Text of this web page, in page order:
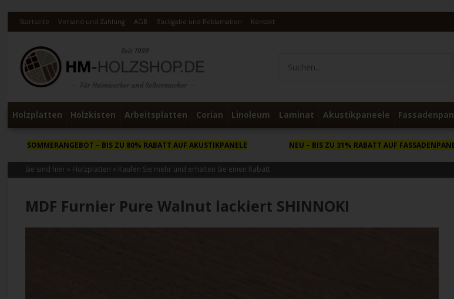
Startseite Versand und Zahlung AGB Rückgabe und Reklamation Kontakt
Holzplatten Holzkisten Arbeitsplatten Corian Linoleum Laminat Akustikpaneele
SOMMERANGEBOT– BIS ZU 80% RABATT AUF AKUSTIKPANELE NEU – BIS ZU 31% RABATT AUF
Sie sind hier » Holzplatten » Kaufen Sie mehr und erhalten Sie einen Rabatt
MDF Furnier Pure Walnut lackiert SHINNOKI